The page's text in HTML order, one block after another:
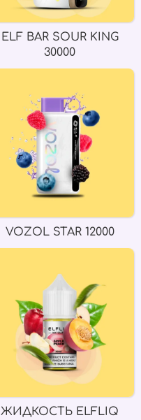
ELF BAR SOUR KING
30000
VOZOL STAR 12000
ЖИДКОСТЬ ELFLIQ